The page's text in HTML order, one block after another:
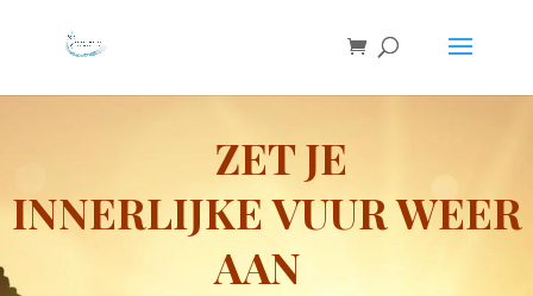
ZET JE
INNERLIJKEVUUR WEER
AAN